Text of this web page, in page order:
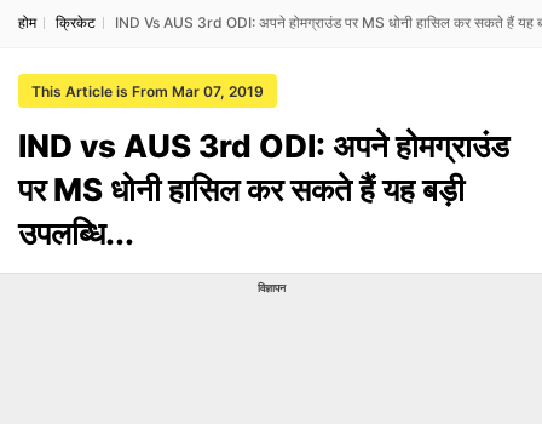
होम क्रिकेट IND Vs AUS 3rd ODI: अपने होमग्राउंड पर MS धोनी हासिल कर सकते हैं यह
This Article is From Mar 07, 2019
IND vs AUS 3rd ODI: अपने होमग्राउंड
पर MS धोनी हासिल कर सकते हैं यह बड़ी
उपलब्धि...
विज्ञापन